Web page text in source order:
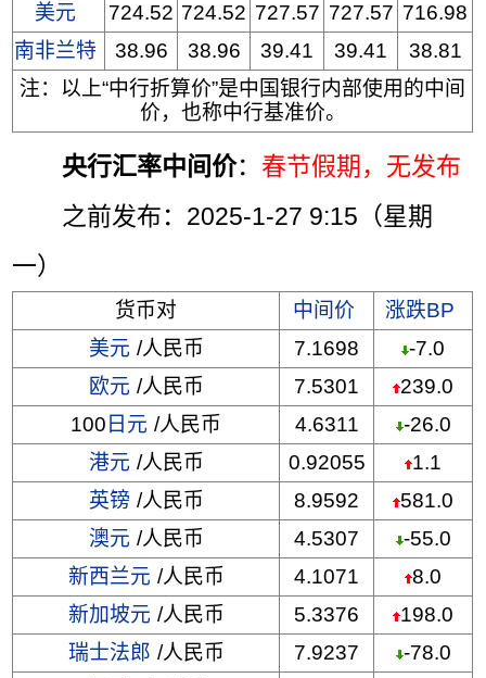
美元
724.52 724.52 727.57 727.57 716.98
南非兰特
38.96 38.96 39.41 39.41
38.81
注：以上“中行折算价”是中国银行内部使用的中间
价，也称中行基准价。
央行汇率中间价： 春节假期，无发布
之前发布：2025-1-27 9:15（星期
一）
货币对 中间价
涨跌BP
美元 /人民币 7.1698
-7.0
欧元 /人民币 7.5301
239.0
100 日元 /人民币 4.6311
-26.0
港元 /人民币 0.92055
1.1
英镑 /人民币 8.9592
581.0
澳元 /人民币 4.5307
-55.0
新西兰元 /人民币 4.1071
8.0
新加坡元 /人民币 5.3376
198.0
瑞士法郎 /人民币 7.9237
-78.0